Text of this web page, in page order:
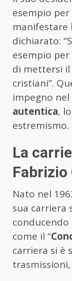
esempio
manifestare
dichiarato:
esempio
di mettersi il
cristiani”.
impegno
autentica,
estremismo.
La
Fabrizio
Nato nel
sua carriera
come il “
carriera si è